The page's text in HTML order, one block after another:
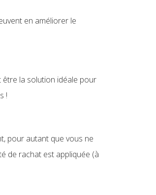
en améliorer le
être la solution idéale pour
!
pour autant que vous ne
de rachat est appliquée (à